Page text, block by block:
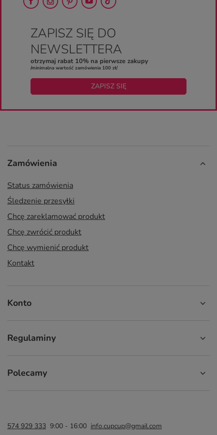
ZAPISZ SIĘ DO
NEWSLETTERA
otrzymaj rabat 10% na pierwsze zakupy
/minimalna wartość zamówienia 100 zł/
ZAPISZ SIĘ
Zamówienia
Status zamówienia
Śledzenie przesyłki
Chcę zareklamować produkt
Chcę zwrócić produkt
Chcę wymienić produkt
Kontakt
Konto
Regulaminy
Polecamy
574 929 333 9:00 - 16:00 info.cupcup@gmail.com